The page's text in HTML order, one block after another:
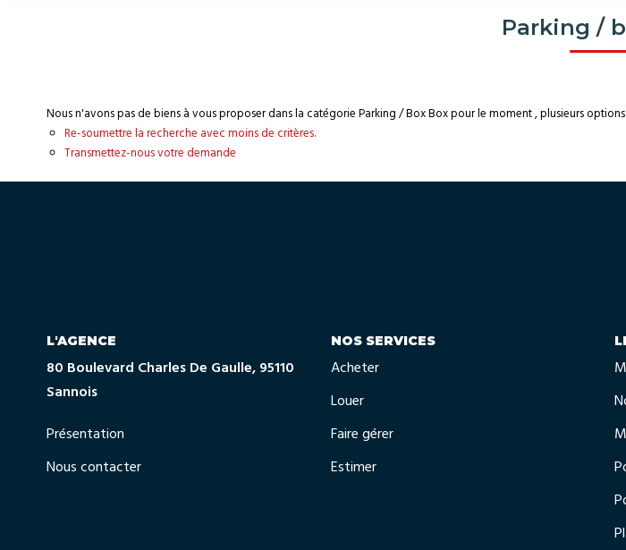
Parking /
Nous n'avons pas de biens à vous proposer dans la catégorie Parking / Box Box pour le moment , plusieurs
Re-soumettre la recherche avec moins de critères.
Transmettez-nous votre demande
L'AGENCE
80 Boulevard Charles De Gaulle, 95110
Sannois
Présentation
Nous contacter
NOS SERVICES
Acheter
Louer
Faire gérer
Estimer